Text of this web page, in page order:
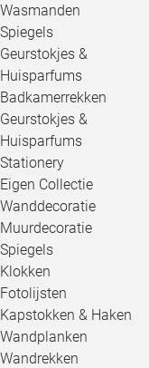
Wasmanden
Spiegels
Geurstokjes &
Huisparfums
Badkamerrekken
Geurstokjes &
Huisparfums
Stationery
Eigen Collectie
Wanddecoratie
Muurdecoratie
Spiegels
Klokken
Fotolijsten
Kapstokken & Haken
Wandplanken
Wandrekken